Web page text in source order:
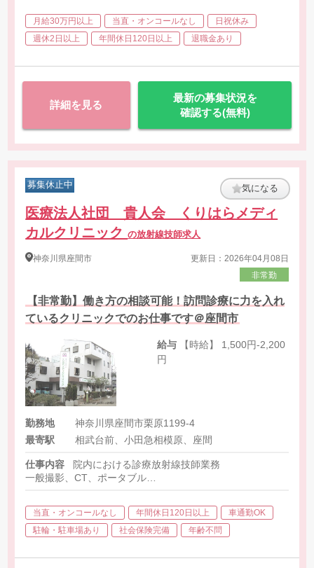
月給30万円以上 当直・オンコールなし
日祝休み
週休2日以上
年間休日120日以上 退職金あり
詳細を見る
最新の募集状況を
確認する(無料)
募集休止中 気になる
医療法人社団 貴人会 くりはらメディ
カルクリニックの放射線技師求人
神奈川県座間市
更新日：2026年04月08日
非常勤
【非常勤】働き方の相談可能！訪問診療に力を入れ
ているクリニックでのお仕事です＠座間市
給与
円
勤務地
神奈川県座間市栗原1199-4
最寄駅
相武台前、小田急相模原、座間
仕事内容
院内における診療放射線技師業務
一般撮影、CT、ポータブル
当直・オンコールなし 年間休日120日以上
車通勤OK
駐輪・駐車場あり
社会保険完備 年齢不問